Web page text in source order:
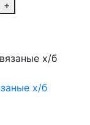
+
х/б